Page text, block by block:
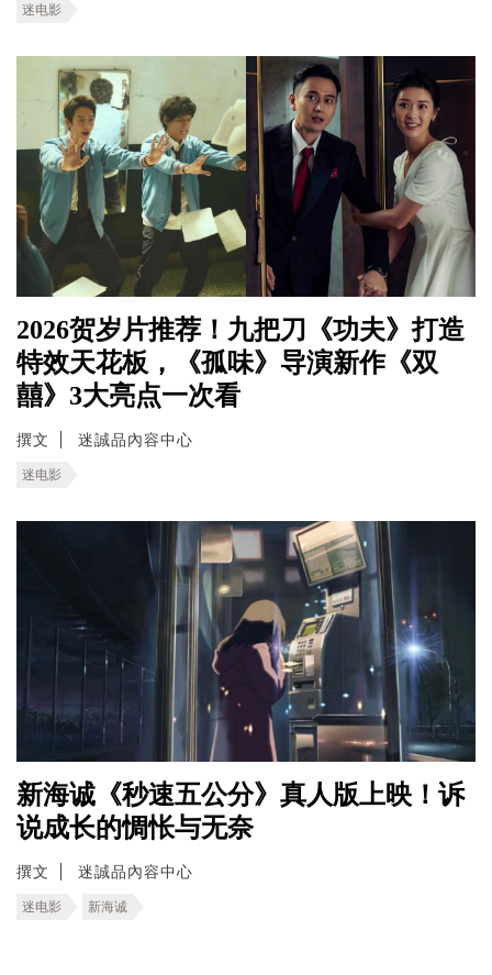
迷电影
2026贺岁片推荐！九把刀《功夫》打造
特效天花板，《孤味》导演新作《双
囍》3大亮点一次看
撰文 迷誠品內容中心
迷电影
新海诚《秒速五公分》真人版上映！诉
说成长的惆怅与无奈
撰文 迷誠品內容中心
迷电影 新海诚